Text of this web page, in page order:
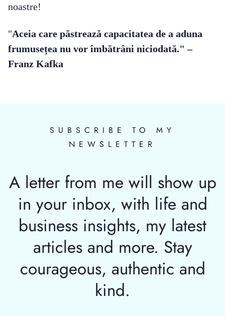
noastre!
"Aceia care păstrează capacitatea de a aduna
frumusețea nu vor îmbătrâni niciodată." –
Franz Kafka
SUBSCRIBE TO MY
NEWSLETTER
A letter from me will show up
in your inbox, with life and
business insights, my latest
articles and more. Stay
courageous, authentic and
kind.